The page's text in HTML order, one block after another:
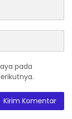
pada